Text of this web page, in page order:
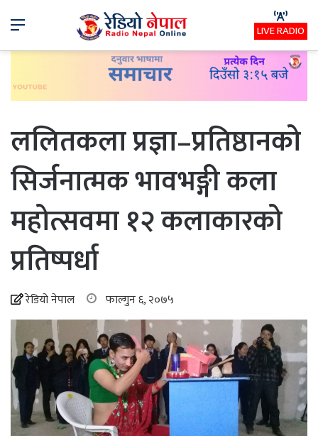
Menu LIVE RADIO
ललितकला प्रज्ञा–प्रतिष्ठानको
सिर्जनात्मक भावभङ्गी कला
महोत्सवमा १२ कलाकारको
प्रतिष्पर्धा
रेडियो नेपाल फाल्गुन ६, २०७५